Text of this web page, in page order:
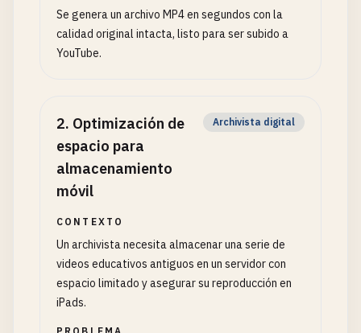
Se genera un archivo MP4 en segundos con la
calidad original intacta, listo para ser subido a
YouTube.
2. Optimización de
espacio para
almacenamiento
móvil
Archivista digital
CONTEXTO
Un archivista necesita almacenar una serie de
videos educativos antiguos en un servidor con
espacio limitado y asegurar su reproducción en
iPads.